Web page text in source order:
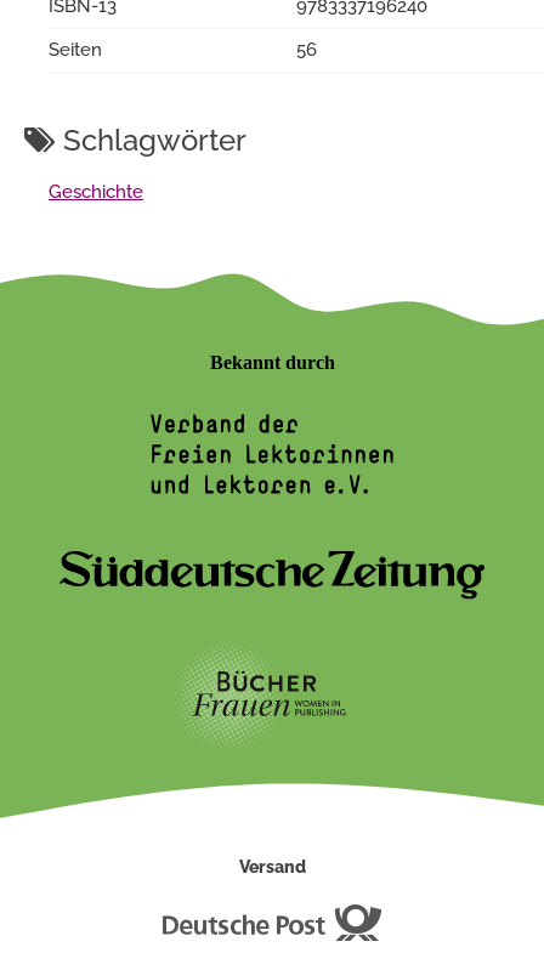
ISBN-13
9783337196240
Seiten
56
Schlagwörter
Geschichte
Bekannt durch
Versand